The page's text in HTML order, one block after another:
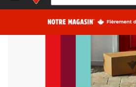
Leduc,
AB,
à
22:00
cliquer
pour